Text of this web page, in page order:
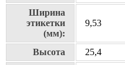
Ширина
этикетки
(мм):
9,53
Высота
25,4